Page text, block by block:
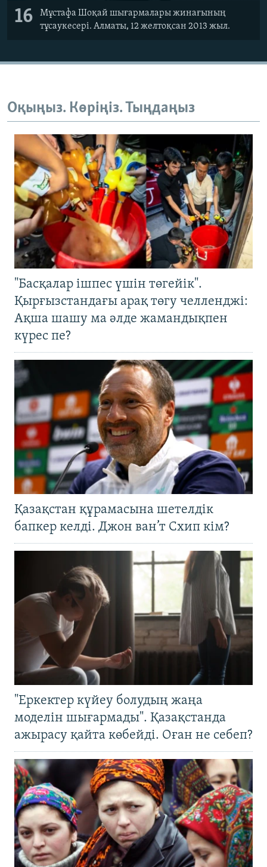
16
Мұстафа Шоқай шығармалары жинағының
тұсаукесері. Алматы, 12 желтоқсан 2013 жыл.
Оқыңыз. Көріңіз. Тыңдаңыз
"Басқалар ішпес үшін төгейік".
Қырғызстандағы арақ төгу челленджі:
Ақша шашу ма әлде жамандықпен
күрес пе?
Қазақстан құрамасына шетелдік
бапкер келді. Джон ван’т Схип кім?
"Еркектер күйеу болудың жаңа
моделін шығармады". Қазақстанда
ажырасу қайта көбейді. Оған не себеп?